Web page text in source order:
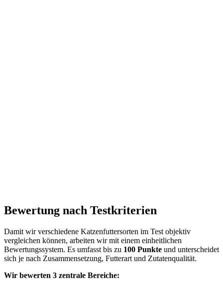
Bewertung nach Testkriterien
Damit wir verschiedene Katzenfuttersorten im Test objektiv
vergleichen können, arbeiten wir mit einem einheitlichen
Bewertungssystem. Es umfasst bis zu 100 Punkte und unterscheidet
sich je nach Zusammensetzung, Futterart und Zutatenqualität.
Wir bewerten 3 zentrale Bereiche: